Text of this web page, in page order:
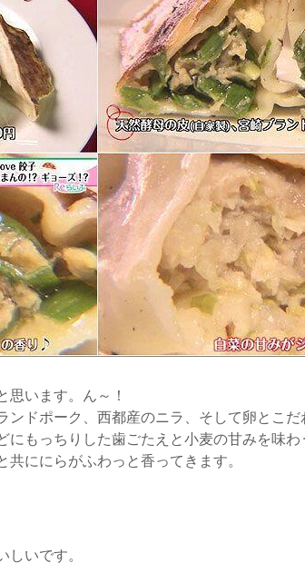
思います。ん～！
ンドポーク、西都産のニラ、そして卵とこ
にもっちりした歯ごたえと小麦の甘みを味
ににらがふわっと香ってきます。
いです。